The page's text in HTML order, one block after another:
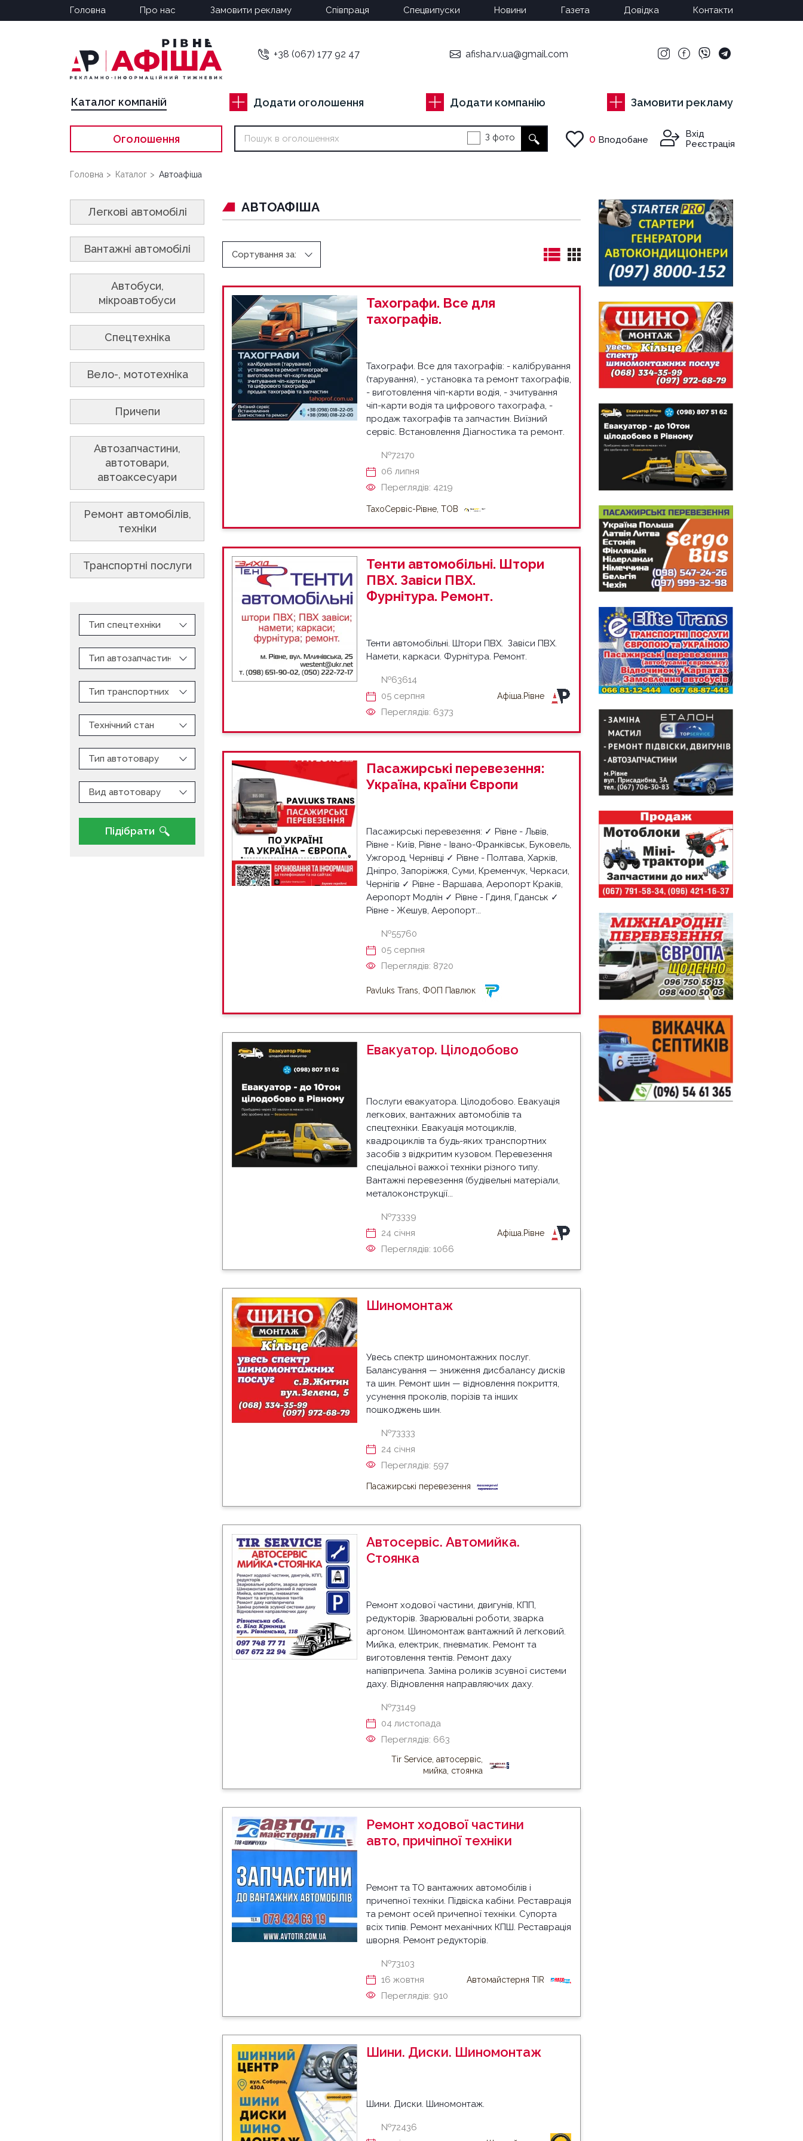
Головна Про нас Замовити рекламу Співпраця Спецвипуски Новини Газета Довідка Контакти
+38 (067) 177 92 47 afisha.rv.ua@gmail.com
Каталог компаній Додати оголошення Додати компанію Замовити рекламу
З фото Пошук
Оголошення 0 Вподобане
Вхід
Реєстрація
Головна Каталог Автоафіша
Легкові автомобілі
Вантажні автомобілі
Автобуси,
мікроавтобуси
Спецтехніка
Вело-, мототехніка
Причепи
Автозапчастини,
автотовари,
автоаксесуари
Ремонт автомобілів,
техніки
Транспортні послуги
Тип спецтехніки
Тип автозапчастин
Тип транспортних послуг
Технічний стан
Тип автотовару
Вид автотовару
Підібрати
АВТОАФІША
Сортування за:
Тахографи. Все для
тахографів.
Тахографи. Все для тахографів: - калібрування
(тарування), - установка та ремонт тахографів,
- виготовлення чіп-карти водія, - зчитування
чіп-карти водія та цифрового тахографа, -
продаж тахографів та запчастин. Виїзний
сервіс. Встановлення Діагностика та ремонт.
№72170
06 липня
Переглядів: 4219
ТахоСервіс-Рівне, ТОВ
Тенти автомобільні. Штори
ПВХ. Завіси ПВХ.
Фурнітура. Ремонт.
Тенти автомобільні. Штори ПВХ. Завіси ПВХ.
Намети, каркаси. Фурнітура. Ремонт.
№63614
05 серпня
Переглядів: 6373
Афіша.Рівне
Пасажирські перевезення:
Україна, країни Європи
Пасажирські перевезення: ✓ Рівне - Львів,
Рівне - Київ, Рівне - Івано-Франківськ, Буковель,
Ужгород, Чернівці ✓ Рівне - Полтава, Харків,
Дніпро, Запоріжжя, Суми, Кременчук, Черкаси,
Чернігів ✓ Рівне - Варшава, Аеропорт Краків,
Аеропорт Модлін ✓ Рівне - Гдиня, Гданськ ✓
Рівне - Жешув, Аеропорт...
№55760
05 серпня
Переглядів: 8720
Pavluks Trans, ФОП Павлюк
Евакуатор. Цілодобово
Послуги евакуатора. Цілодобово. Евакуація
легкових, вантажних автомобілів та
спецтехніки. Евакуація мотоциклів,
квадроциклів та будь-яких транспортних
засобів з відкритим кузовом. Перевезення
спеціальної важкої техніки різного типу.
Вантажні перевезення (будівельні матеріали,
металоконструкції...
№73339
24 cічня
Переглядів: 1066
Афіша.Рівне
Шиномонтаж
Увесь спектр шиномонтажних послуг.
Балансування — зниження дисбалансу дисків
та шин. Ремонт шин — відновлення покриття,
усунення проколів, порізів та інших
пошкоджень шин.
№73333
24 cічня
Переглядів: 597
Пасажирські перевезення
Автосервіс. Автомийка.
Стоянка
Ремонт ходової частини, двигунів, КПП,
редукторів. Зварювальні роботи, зварка
аргоном. Шиномонтаж вантажний й легковий.
Мийка, електрик, пневматик. Ремонт та
виготовлення тентів. Ремонт даху
напівпричепа. Заміна роликів зсувної системи
даху. Відновлення направляючих даху.
№73149
04 листопада
Переглядів: 663
Tir Service, автосервіс,
мийка, стоянка
Ремонт ходової частини
авто, причіпної техніки
Ремонт та ТО вантажних автомобілів і
причепної техніки. Підвіска кабіни. Реставрація
та ремонт осей причепної техніки. Супорта
всіх типів. Ремонт механічних КПШ. Реставрація
шворня. Ремонт редукторів.
№73103
16 жовтня
Переглядів: 910
Автомайстерня TIR
Шини. Диски. Шиномонтаж
Шини. Диски. Шиномонтаж.
№72436